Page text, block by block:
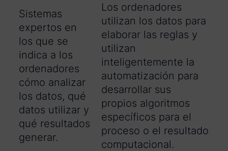
Sistemas
expertos en
los que se
indica a los
ordenadores
cómo analizar
los datos, qué
datos utilizar y
qué resultados
generar.
Los ordenadores
utilizan los datos para
elaborar las reglas y
utilizan
inteligentemente la
automatización para
desarrollar sus
propios algoritmos
específicos para el
proceso o el resultado
computacional.